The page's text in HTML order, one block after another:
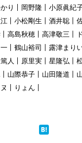
り 岡野隆 小原眞紀
小松剛生 酒井聡
高島秋穂 高津敬三
鶴山裕司 露津まり
人 原里実 星隆弘
山際恭子 山田隆道
りょん